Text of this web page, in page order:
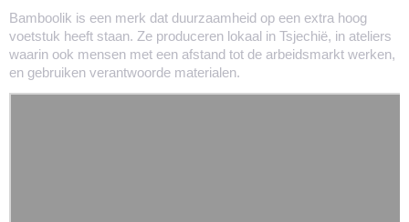
Bamboolik is een merk dat duurzaamheid op een extra hoog
voetstuk heeft staan. Ze produceren lokaal in Tsjechië, in ateliers
waarin ook mensen met een afstand tot de arbeidsmarkt werken,
en gebruiken verantwoorde materialen.